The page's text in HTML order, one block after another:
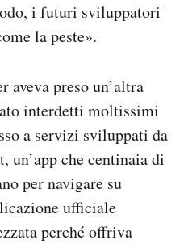
i futuri sviluppatori
la peste».
aveva preso un’altra
interdetti moltissimi
a servizi sviluppati da
un’app che centinaia di
per navigare su
ufficiale
perché offriva